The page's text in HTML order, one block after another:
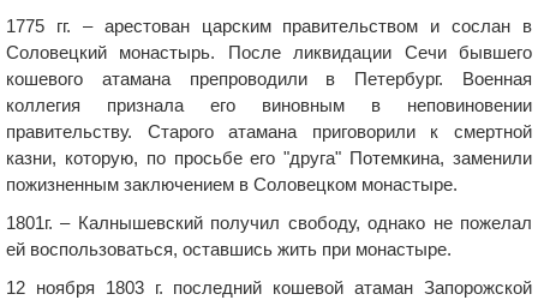
1775 гг. – арестован царским правительством и сослан в
Соловецкий монастырь. После ликвидации Сечи бывшего
кошевого атамана препроводили в Петербург. Военная
коллегия признала его виновным в неповиновении
правительству. Старого атамана приговорили к смертной
казни, которую, по просьбе его "друга" Потемкина, заменили
пожизненным заключением в Соловецком монастыре.
1801г. – Калнышевский получил свободу, однако не пожелал
ей воспользоваться, оставшись жить при монастыре.
12 ноября 1803 г. последний кошевой атаман Запорожской